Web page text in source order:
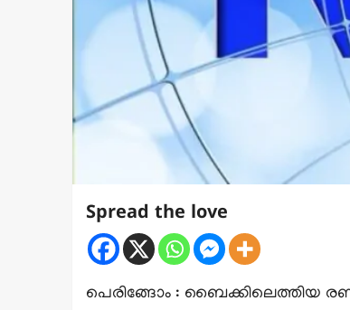
Spread the love
പെരിങ്ങോം : ബൈക്കിലെത്തിയ